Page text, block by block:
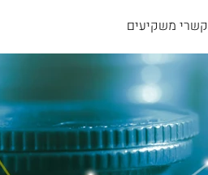
קשרי משקיעים